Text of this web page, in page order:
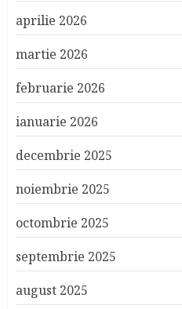
aprilie 2026
martie 2026
februarie 2026
ianuarie 2026
decembrie 2025
noiembrie 2025
octombrie 2025
septembrie 2025
august 2025